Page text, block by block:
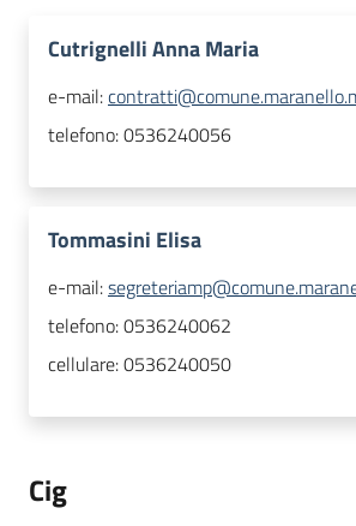
Cutrignelli Anna Maria
e-mail:
telefono:0536240056
Tommasini Elisa
e-mail:
telefono:0536240062
cellulare:0536240050
Cig